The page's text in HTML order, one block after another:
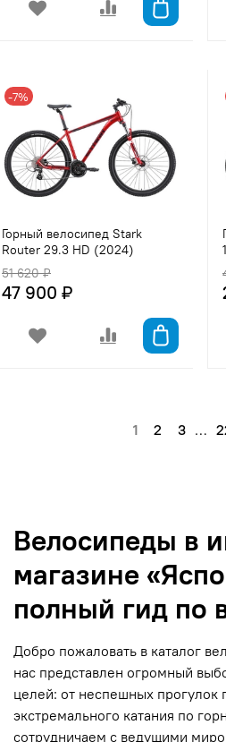
-7%
Горный велосипед Stark
Router 29.3 HD (2024)
51 620 ₽
47 900 ₽
1 2 3 …
Велосипеды в
магазине
полный гид по
Добро пожаловать в каталог
нас представлен огромный
целей: от неспешных прогулок
экстремального катания по
сотрудничаем с ведущими